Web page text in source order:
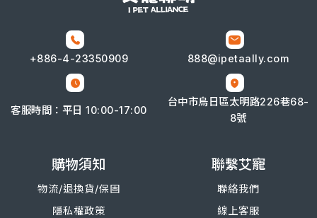
+886-4-23350909 888@ipetaally.com
客服時間：平日 10:00-17:00
台中市烏日區太明路226巷68-
8號
購物須知
物流/退換貨/保固
隱私權政策
聯繫艾寵
聯絡我們
線上客服